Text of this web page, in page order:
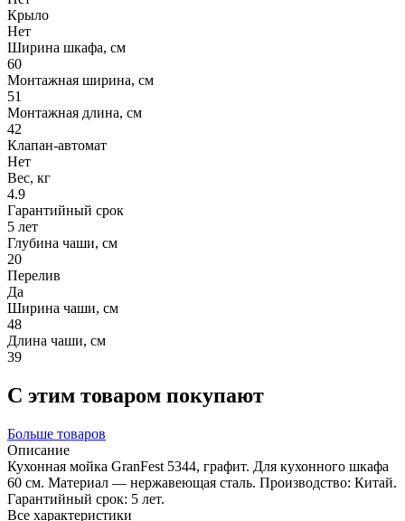
Крыло
Нет
Ширина шкафа, см
60
Монтажная ширина, см
51
Монтажная длина, см
42
Клапан-автомат
Нет
Вес, кг
4.9
Гарантийный срок
5 лет
Глубина чаши, см
20
Перелив
Да
Ширина чаши, см
48
Длина чаши, см
39
С этим товаром покупают
Больше товаров
Описание
Кухонная мойка GranFest 5344, графит. Для кухонного шкафа
60 см. Материал — нержавеющая сталь. Производство: Китай.
Гарантийный срок: 5 лет.
Все характеристики